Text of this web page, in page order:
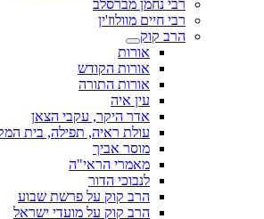
רבי נחמן מברסלב
רבי חיים מוולוז'ין
הרב קוק
אורות
אורות הקודש
אורות התורה
עין איה
אדר היקר, עקבי הצאן
עולת ראיה, תפילה, בית
מוסר אביך
מאמרי הראי"ה
לנבוכי הדור
הרב קוק על פרשת שבוע
הרב קוק על מועדי ישראל